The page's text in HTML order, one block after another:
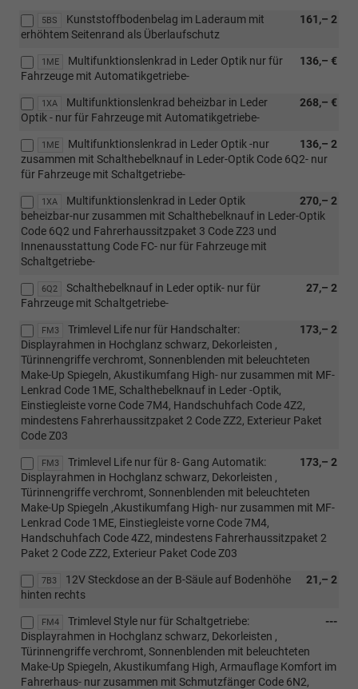
5BS 161,– 2
Kunststoffbodenbelag im Laderaum mit
erhöhtem Seitenrand als Überlaufschutz
1ME 136,– €
Multifunktionslenkrad in Leder Optik nur für
Fahrzeuge mit Automatikgetriebe-
1XA 268,– €
Multifunktionslenkrad beheizbar in Leder
Optik - nur für Fahrzeuge mit Automatikgetriebe-
1ME 136,– 2
Multifunktionslenkrad in Leder Optik -nur
zusammen mit Schalthebelknauf in Leder-Optik Code 6Q2- nur
für Fahrzeuge mit Schaltgetriebe-
1XA 270,– 2
Multifunktionslenkrad in Leder Optik
beheizbar-nur zusammen mit Schalthebelknauf in Leder-Optik
Code 6Q2 und Fahrerhaussitzpaket 3 Code Z23 und
Innenausstattung Code FC- nur für Fahrzeuge mit
Schaltgetriebe-
6Q2 27,– 2
Schalthebelknauf in Leder optik- nur für
Fahrzeuge mit Schaltgetriebe-
FM3 173,– 2
Trimlevel Life nur für Handschalter:
Displayrahmen in Hochglanz schwarz, Dekorleisten ,
Türinnengriffe verchromt, Sonnenblenden mit beleuchteten
Make-Up Spiegeln, Akustikumfang High- nur zusammen mit MF-
Lenkrad Code 1ME, Schalthebelknauf in Leder -Optik,
Einstiegleiste vorne Code 7M4, Handschuhfach Code 4Z2,
mindestens Fahrerhaussitzpaket 2 Code ZZ2, Exterieur Paket
Code Z03
FM3 173,– 2
Trimlevel Life nur für 8- Gang Automatik:
Displayrahmen in Hochglanz schwarz, Dekorleisten ,
Türinnengriffe verchromt, Sonnenblenden mit beleuchteten
Make-Up Spiegeln ,Akustikumfang High- nur zusammen mit MF-
Lenkrad Code 1ME, Einstiegleiste vorne Code 7M4,
Handschuhfach Code 4Z2, mindestens Fahrerhaussitzpaket 2
Paket 2 Code ZZ2, Exterieur Paket Code Z03
7B3 21,– 2
12V Steckdose an der B-Säule auf Bodenhöhe
hinten rechts
FM4 ---
Trimlevel Style nur für Schaltgetriebe:
Displayrahmen in Hochglanz schwarz, Dekorleisten ,
Türinnengriffe verchromt, Sonnenblenden mit beleuchteten
Make-Up Spiegeln, Akustikumfang High, Armauflage Komfort im
Fahrerhaus- nur zusammen mit Schmutzfänger Code 6N2,